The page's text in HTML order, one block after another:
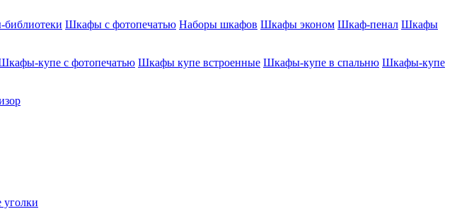
Шкафы с фотопечатью Наборы шкафов Шкафы эконом Шкаф-пенал Шкафы
купе с фотопечатью Шкафы купе встроенные Шкафы-купе в спальню Шкафы-купе
уголки